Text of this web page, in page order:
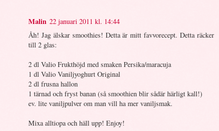
Malin 22 januari 2011 kl. 14:44
Åh! Jag älskar smoothies! Detta är mitt favvorecept. Detta räcker
till 2 glas:
2 dl Valio Frukthöjd med smaken Persika/maracuja
1 dl Valio Vaniljyoghurt Original
2 dl frusna hallon
1 tärnad och fryst banan (så smoothien blir sådär härligt kall!)
ev. lite vaniljpulver om man vill ha mer vaniljsmak.
Mixa alltiopa och häll upp! Enjoy!